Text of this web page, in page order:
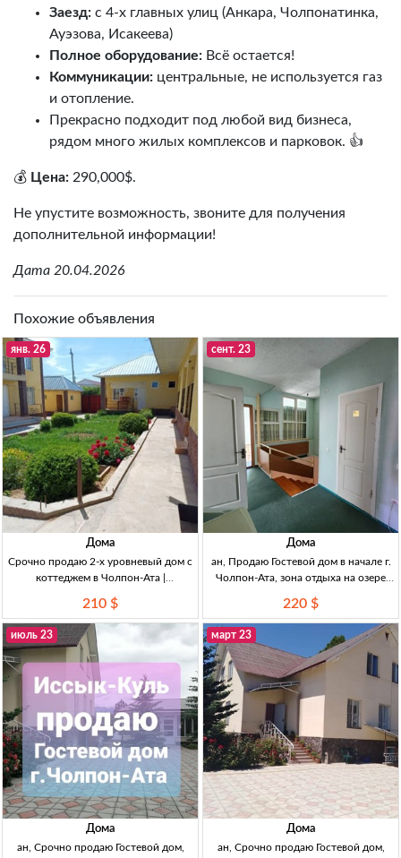
Заезд: с 4-х главных улиц (Анкара, Чолпонатинка,
Ауэзова, Исакеева)
Полное оборудование: Всё остается!
Коммуникации: центральные, не используется газ
и отопление.
Прекрасно подходит под любой вид бизнеса,
рядом много жилых комплексов и парковок. 👍
💰 Цена: 290,000$.
Не упустите возможность, звоните для получения
дополнительной информации!
Дата 20.04.2026
Похожие объявления
янв. 26
Дома
Срочно продаю 2-х уровневый дом с
коттеджем в Чолпон-Ата |
Продаю 2-х уровневый дом с
ремонтом и гостевым коттеджем в
Чолпон-Ата. 8 комнат, 10 соток, до
пляжа
210 $
сент. 23
Дома
ан, Продаю Гостевой дом в начале г.
Чолпон-Ата, зона отдыха на озере
254 м² 6 с. 7-к.
220 $
июль 23
Дома
ан, Срочно продаю Гостевой дом,
март 23
Дома
ан, Срочно продаю Гостевой дом,